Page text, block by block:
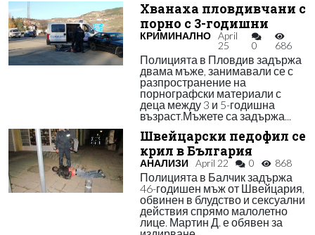
Хванаха пловдивчани с
порно с 3-годишни
КРИМИНАЛНО
April
25
0 686
Полицията в Пловдив задържа
двама мъже, занимавали се с
разпространение на
порнографски материали с
деца между 3 и 5-годишна
възраст.Мъжете са задържа...
Швейцарски педофил се
крил в България
АНАЛИЗИ April 22 0 868
Полицията в Балчик задържа
46-годишен мъж от Швейцария,
обвинен в блудство и сексуални
действия спрямо малолетно
лице. Мартин Д. е обявен за